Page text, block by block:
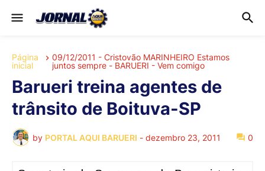
Página
inicial
09/12/2011 - Cristovão MARINHEIRO Estamos
juntos sempre - BARUERI - Vem comigo
Barueri treina agentes de
trânsito de Boituva-SP
by PORTAL AQUI BARUERI - dezembro 23, 2011 0